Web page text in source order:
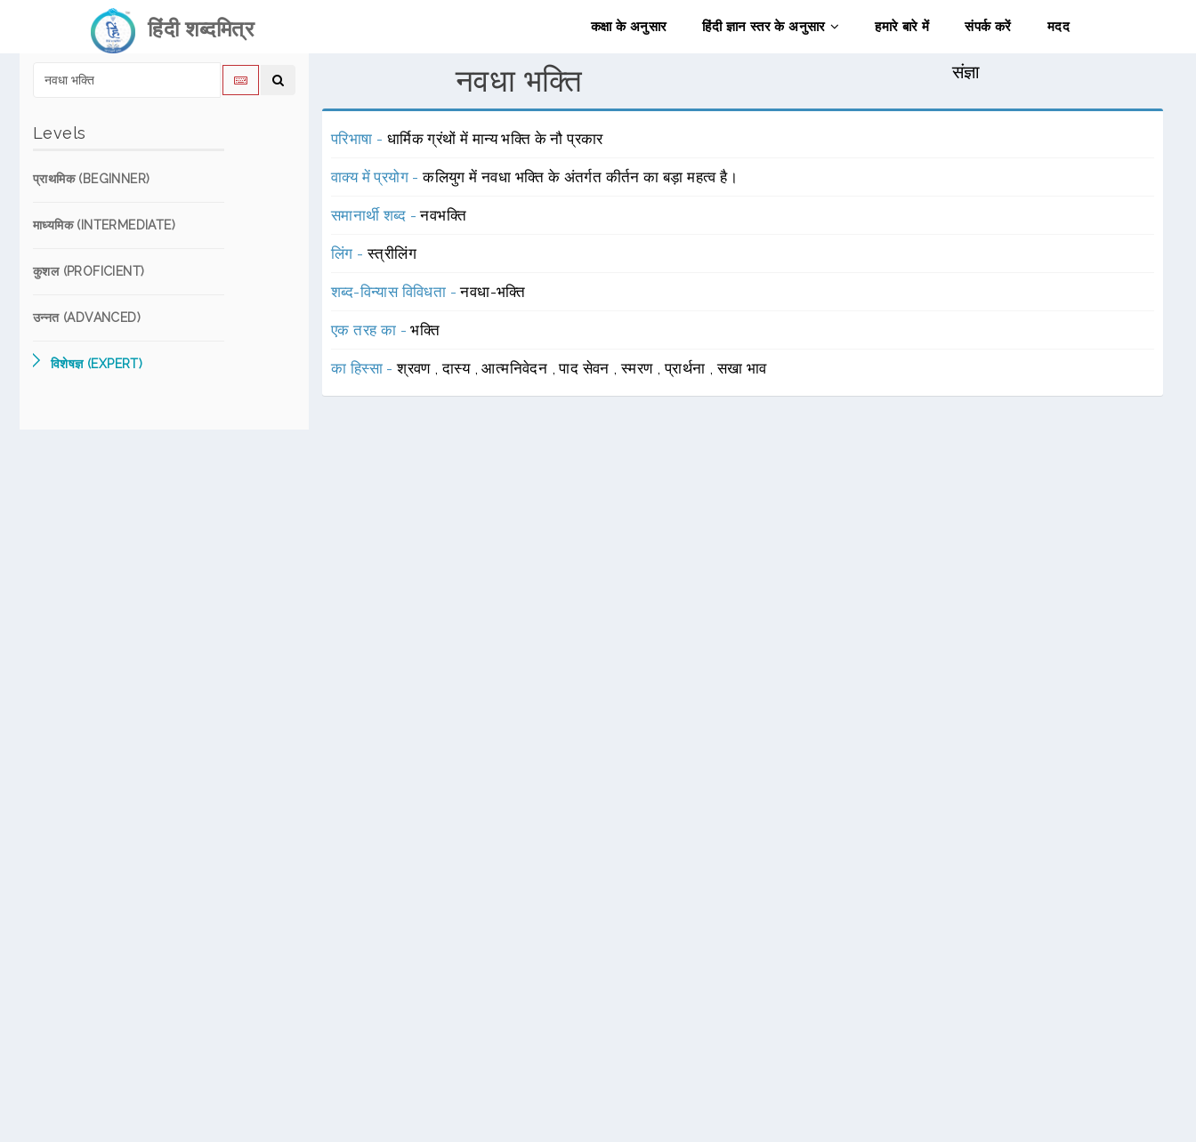
हिंदी शब्दमित्र कक्षा के अनुसार हिंदी ज्ञान स्तर के अनुसार हमारे बारे में संपर्क करें मदद
Levels
प्राथमिक (BEGINNER)
माध्यमिक (INTERMEDIATE)
कुशल (PROFICIENT)
उन्नत (ADVANCED)
विशेषज्ञ (EXPERT)
नवधा भक्ति संज्ञा
परिभाषा - धार्मिक ग्रंथों में मान्य भक्ति के नौ प्रकार
वाक्य में प्रयोग -कलियुग में नवधा भक्ति के अंतर्गत कीर्तन का बड़ा महत्व है।
समानार्थी शब्द -नवभक्ति
लिंग -स्त्रीलिंग
शब्द-विन्यास विविधता -नवधा-भक्ति
एक तरह का -भक्ति
का हिस्सा -श्रवण ,दास्य ,आत्मनिवेदन ,पाद सेवन ,स्मरण ,प्रार्थना ,सखा भाव